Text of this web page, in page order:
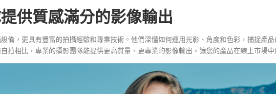
供質感滿分的影像輸出
備，更具有豐富的拍攝經驗和專業技術。他們深懂如何運用光影、角度和色彩，捕捉產
拍相比，專業的攝影團隊能提供更高質量、更專業的影像輸出，讓您的產品在線上市場中